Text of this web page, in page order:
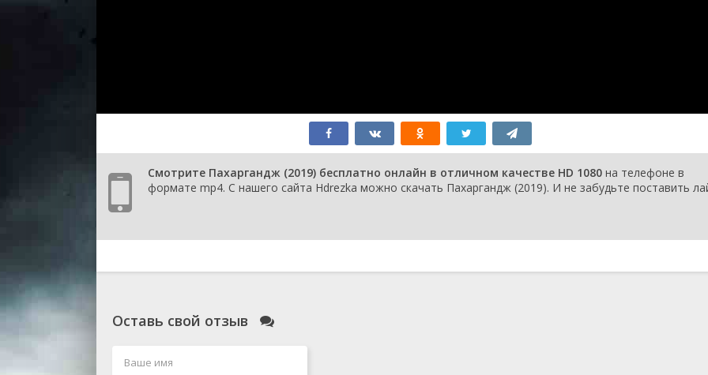
Смотрите Пахаргандж (2019) бесплатно онлайн в отличном качестве HD 1080 на телефоне в
формате mp4. С нашего сайта Hdrezka можно скачать Пахаргандж (2019). И не забудьте поставить
Оставь свой отзыв